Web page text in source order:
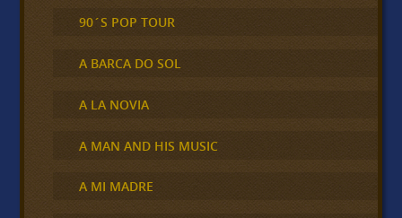
90´S POP TOUR
A BARCA DO SOL
A LA NOVIA
A MAN AND HIS MUSIC
A MI MADRE